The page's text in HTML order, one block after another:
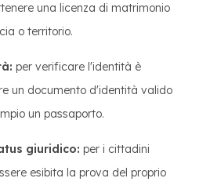
una licenza di matrimonio
o territorio.
per verificare l'identità è
un documento d'identità valido
un passaporto.
giuridico: per i cittadini
esibita la prova del proprio